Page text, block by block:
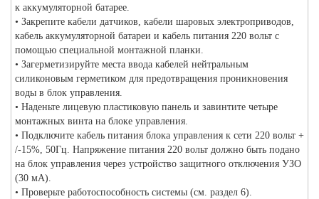
к аккумуляторной батарее.
• Закрепите кабели датчиков, кабели шаровых электроприводов,
кабель аккумуляторной батареи и кабель питания 220 вольт с
помощью специальной монтажной планки.
• Загерметизируйте места ввода кабелей нейтральным
силиконовым герметиком для предотвращения проникновения
воды в блок управления.
• Наденьте лицевую пластиковую панель и завинтите четыре
монтажных винта на блоке управления.
• Подключите кабель питания блока управления к сети 220 вольт +
/-15%, 50Гц. Напряжение питания 220 вольт должно быть подано
на блок управления через устройство защитного отключения УЗО
(30 мА).
• Проверьте работоспособность системы (см. раздел 6).